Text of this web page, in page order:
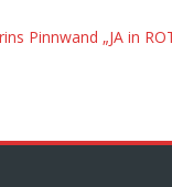
Pinnwand „JA in